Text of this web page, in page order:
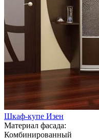
Шкаф-купе Изен
Материал фасада:
Комбинированный